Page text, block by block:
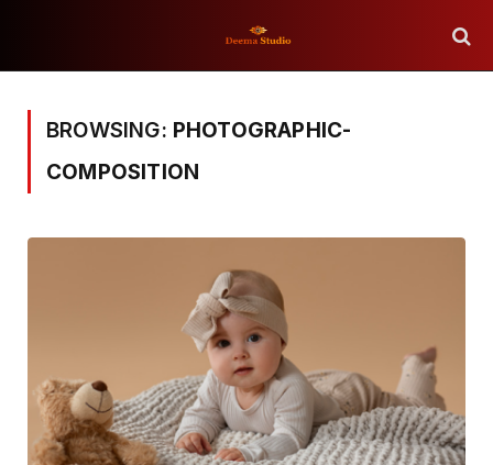
BROWSING: PHOTOGRAPHIC-
COMPOSITION